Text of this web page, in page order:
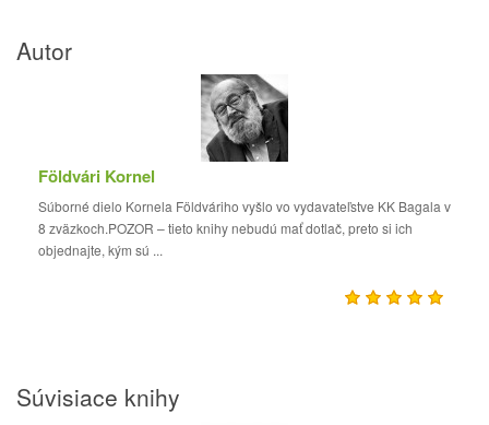
Autor
Földvári Kornel
Súborné dielo Kornela Földváriho vyšlo vo vydavateľstve KK Bagala v
8 zväzkoch.POZOR – tieto knihy nebudú mať dotlač, preto si ich
objednajte, kým sú ...
Súvisiace knihy